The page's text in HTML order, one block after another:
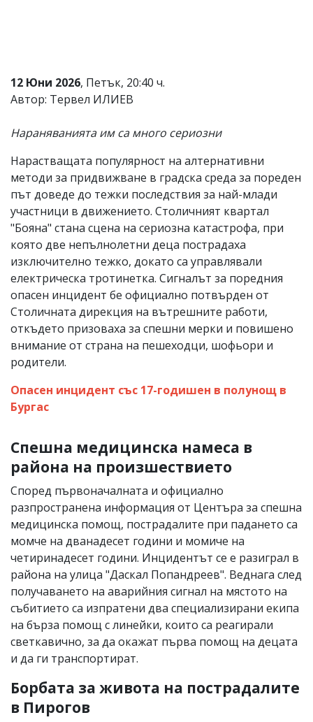
от
читателите
и
не
носи
за
тях!
Ако
откриете
обиден
за
вас
коментар,
моля
сигнализирайте
ни!
12 Юни 2026, Петък, 20:40 ч.
Автор: Тервел ИЛИЕВ
Нараняванията им са много сериозни
Нарастващата популярност на алтернативни
методи за придвижване в градска среда за пореден
път доведе до тежки последствия за най-млади
участници в движението. Столичният квартал
"Бояна" стана сцена на сериозна катастрофа, при
която две непълнолетни деца пострадаха
изключително тежко, докато са управлявали
електрическа тротинетка. Сигналът за поредния
опасен инцидент бе официално потвърден от
Столичната дирекция на вътрешните работи,
откъдето призоваха за спешни мерки и повишено
внимание от страна на пешеходци, шофьори и
родители.
Опасен инцидент със 17-годишен в полунощ в
Бургас
Спешна медицинска намеса в
района на произшествието
Според първоначалната и официално
разпространена информация от Центъра за спешна
медицинска помощ, пострадалите при падането са
момче на дванадесет години и момиче на
четиринадесет години. Инцидентът се е разиграл в
района на улица "Даскал Попандреев". Веднага след
получаването на аварийния сигнал на мястото на
събитието са изпратени два специализирани екипа
на бърза помощ с линейки, които са реагирали
светкавично, за да окажат първа помощ на децата
и да ги транспортират.
Борбата за живота на пострадалите
в Пирогов